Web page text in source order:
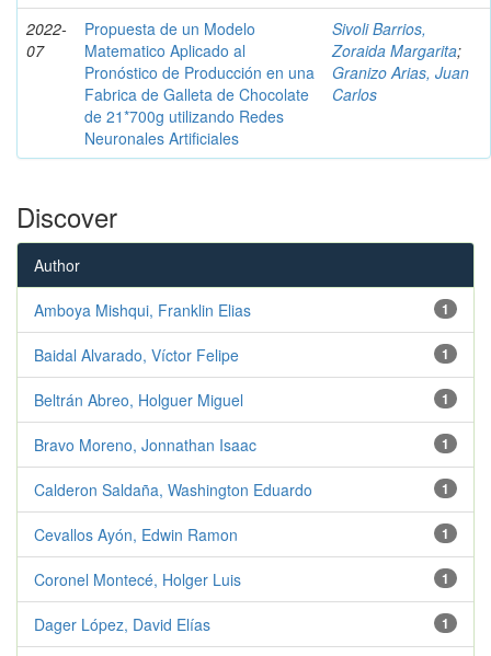
2022-
07
Propuesta de un Modelo
Matematico Aplicado al
Pronóstico de Producción en una
Fabrica de Galleta de Chocolate
de 21*700g utilizando Redes
Neuronales Artificiales
Sivoli Barrios,
Zoraida Margarita;
Granizo Arias, Juan
Carlos
Discover
Author
1
Amboya Mishqui, Franklin Elias
1
Baidal Alvarado, Víctor Felipe
1
Beltrán Abreo, Holguer Miguel
1
Bravo Moreno, Jonnathan Isaac
1
Calderon Saldaña, Washington Eduardo
1
Cevallos Ayón, Edwin Ramon
1
Coronel Montecé, Holger Luis
1
Dager López, David Elías